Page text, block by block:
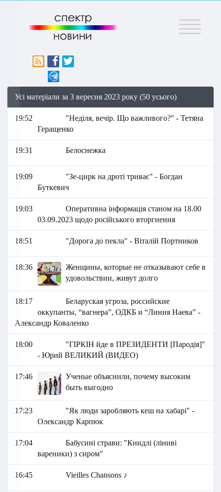
Меню
Усі матеріали за 3 вересня 2023 року (50 усього)
19:52
"Неділя, вечір. Що важливого?" - Тетяна
Геращенко
19:31 Белоснежка
19:09
"Зе-цирк на дроті триває" - Богдан
Буткевич
19:03
Оперативна інформація станом на 18.00
03.09.2023 щодо російського вторгнення
18:51 "Дорога до пекла" - Віталій Портников
18:36
Женщины, которые не отказывают себе в
удовольствии, живут долго
18:17
Беларуская угроза, российские
оккупанты, “вагнера”, ОДКБ и “Линия Наева” -
Александр Коваленко
18:00
"ГІРКІН йде в ПРЕЗИДЕНТИ [Пародія]"
- Юрий ВЕЛИКИЙ (ВИДЕО)
17:46
Ученые объяснили, почему высоким
быть выгодно
17:23
"Як люди заробляють кеш на хабарі" -
Олександр Карпюк
17:04
Бабусині страви: "Книдлі (ліниві
вареники) з сиром"
16:45 Vieilles Chansons ♪